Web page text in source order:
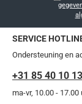
SERVICE
Ondersteuning en
+31 85 40 10
ma-vr, 10.00 - 17.00